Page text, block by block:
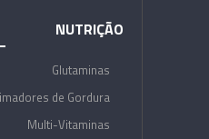
NUTRIÇÃO
Glutaminas
de Gordura
Multi-Vitaminas